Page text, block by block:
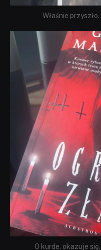
Właśnie
O kurde, okazuje